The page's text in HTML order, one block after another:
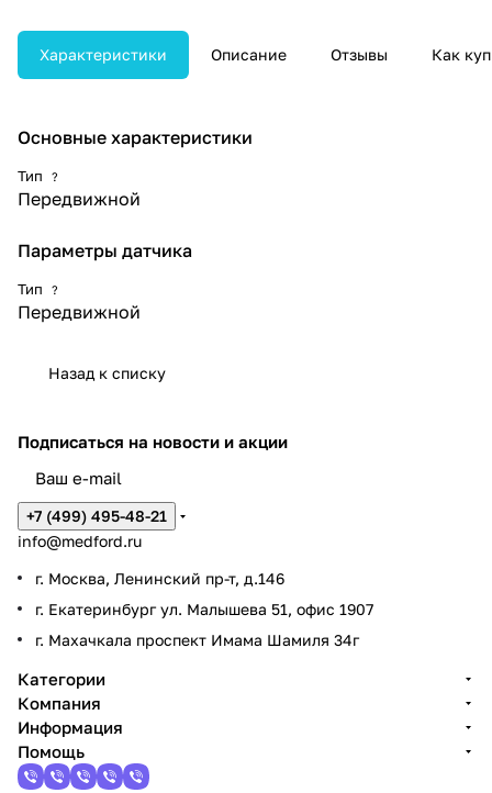
надёжную работу в широком
диапазоне клинических задач.
Характеристики Описание Отзывы Как
Основные характеристики
Тип ?
Передвижной
Параметры датчика
Тип ?
Передвижной
Назад к списку
Подписаться на новости и акции
+7 (499) 495-48-21
info@medford.ru
г. Москва, Ленинский пр-т, д.146
г. Екатеринбург ул. Малышева 51, офис 1907
г. Махачкала проспект Имама Шамиля 34г
Категории
Компания
Информация
Помощь